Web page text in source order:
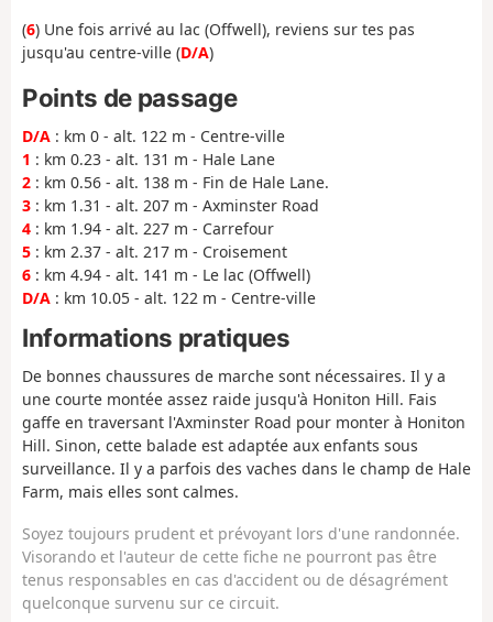
(6) Une fois arrivé au lac (Offwell), reviens sur tes pas
jusqu'au centre-ville (D/A)
Points de passage
D/A : km 0 - alt. 122 m - Centre-ville
1 : km 0.23 - alt. 131 m - Hale Lane
2 : km 0.56 - alt. 138 m - Fin de Hale Lane.
3 : km 1.31 - alt. 207 m - Axminster Road
4 : km 1.94 - alt. 227 m - Carrefour
5 : km 2.37 - alt. 217 m - Croisement
6 : km 4.94 - alt. 141 m - Le lac (Offwell)
D/A : km 10.05 - alt. 122 m - Centre-ville
Informations pratiques
De bonnes chaussures de marche sont nécessaires. Il y a
une courte montée assez raide jusqu'à Honiton Hill. Fais
gaffe en traversant l'Axminster Road pour monter à Honiton
Hill. Sinon, cette balade est adaptée aux enfants sous
surveillance. Il y a parfois des vaches dans le champ de Hale
Farm, mais elles sont calmes.
Soyez toujours prudent et prévoyant lors d'une randonnée.
Visorando et l'auteur de cette fiche ne pourront pas être
tenus responsables en cas d'accident ou de désagrément
quelconque survenu sur ce circuit.